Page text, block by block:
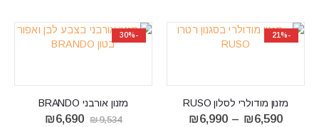
-21%
מזנון מודולרי לסלון RUSO
₪6,590
–
₪6,990
-30%
מזנון אורבני BRANDO
₪9,534
המחיר₪6,690